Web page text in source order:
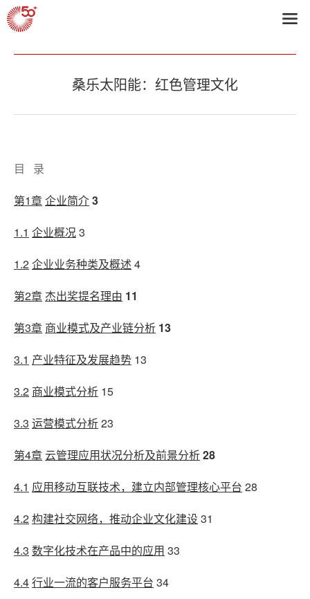
首页
桑乐太阳能：红色管理文化
目 录
第1章企业简介3
1.1 企业概况3
1.2企业业务种类及概述 4
第2章 杰出奖提名理由 11
第3章 商业模式及产业链分析 13
3.1 产业特征及发展趋势 13
3.2 商业模式分析 15
3.3 运营模式分析23
第4章 云管理应用状况分析及前景分析28
4.1 应用移动互联技术，建立内部管理核心平台 28
4.2构建社交网络，推动企业文化建设31
4.3 数字化技术在产品中的应用 33
4.4行业一流的客户服务平台 34